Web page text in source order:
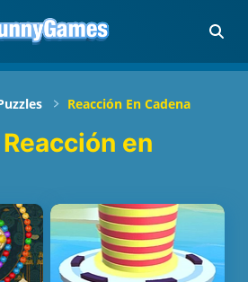
Reacción En Cadena
en